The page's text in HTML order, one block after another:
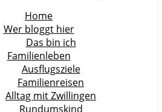
Home
Wer bloggt hier
Das bin ich
Familienleben
Ausflugsziele
Familienreisen
Alltag mit Zwillingen
Rundumskind